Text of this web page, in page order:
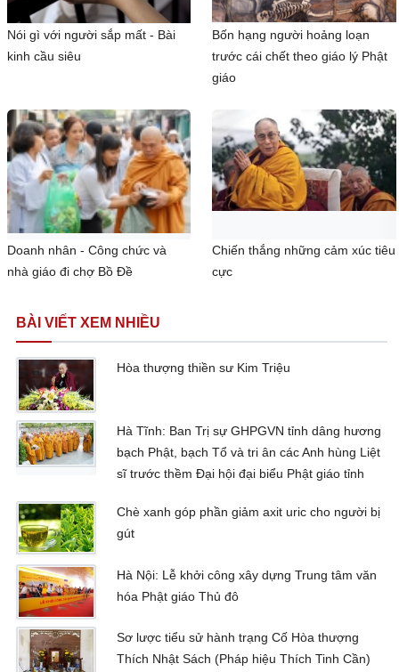
Nói gì với người sắp mất - Bài
kinh cầu siêu
Bốn hạng người hoảng loạn
trước cái chết theo giáo lý Phật
giáo
Doanh nhân - Công chức và
nhà giáo đi chợ Bồ Đề
Chiến thắng những cảm xúc tiêu
cực
BÀI VIẾT XEM NHIỀU
Hòa thượng thiền sư Kim Triệu
Hà Tĩnh: Ban Trị sự GHPGVN tỉnh dâng hương
bạch Phật, bạch Tổ và tri ân các Anh hùng Liệt
sĩ trước thềm Đại hội đại biểu Phật giáo tỉnh
Chè xanh góp phần giảm axit uric cho người bị
gút
Hà Nội: Lễ khởi công xây dựng Trung tâm văn
hóa Phật giáo Thủ đô
Sơ lược tiểu sử hành trạng Cố Hòa thượng
Thích Nhật Sách (Pháp hiệu Thích Tinh Cần)